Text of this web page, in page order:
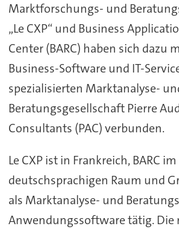
Marktforschungs- und
„Le CXP“ und Business
Center (BARC) haben sich dazu
Business-Software und IT-
spezialisierten Marktanalyse-
Beratungsgesellschaft Pierre
Consultants (PAC) verbunden.
Le CXP ist in Frankreich, BARC im
deutschsprachigen Raum und
als Marktanalyse- und
Anwendungssoftware tätig. Die